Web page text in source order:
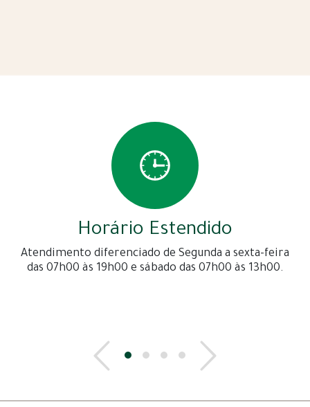
Horário Estendido
Atendimento diferenciado de Segunda a sexta-feira
das 07h00 às 19h00 e sábado das 07h00 às 13h00.